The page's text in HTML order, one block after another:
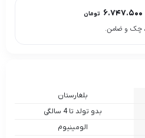
۶.۷۴۷.۵۰۰ تومان
بلغارستان
بدو تولد تا 4 سالگی
الومینیوم